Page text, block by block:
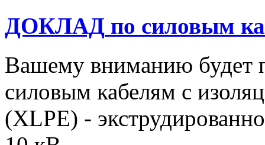
ДОКЛАД по силовым
Вашему вниманию будет
силовым кабелям с
(XLPE) -